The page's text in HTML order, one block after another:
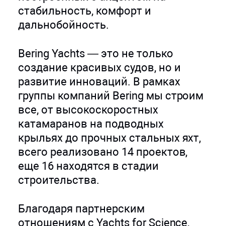
стабильность, комфорт и
дальнобойность.
Bering Yachts — это не только
создание красивых судов, но и
развитие инноваций. В рамках
группы компаний Bering мы строим
все, от высокоскоростных
катамаранов на подводных
крыльях до прочных стальных яхт,
всего реализовано 14 проектов,
еще 16 находятся в стадии
строительства.
Благодаря партнерским
отношениям с Yachts for Science,